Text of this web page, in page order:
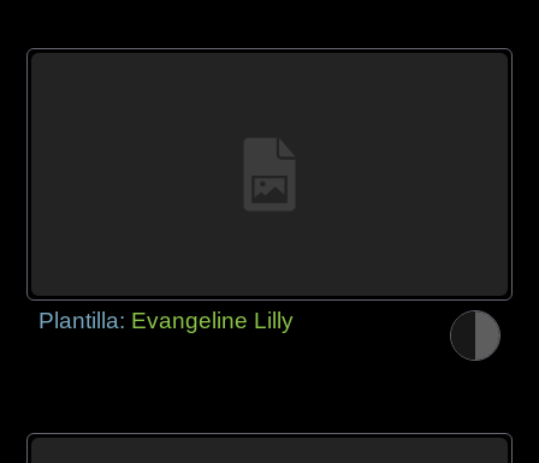
Plantilla: Evangeline Lilly